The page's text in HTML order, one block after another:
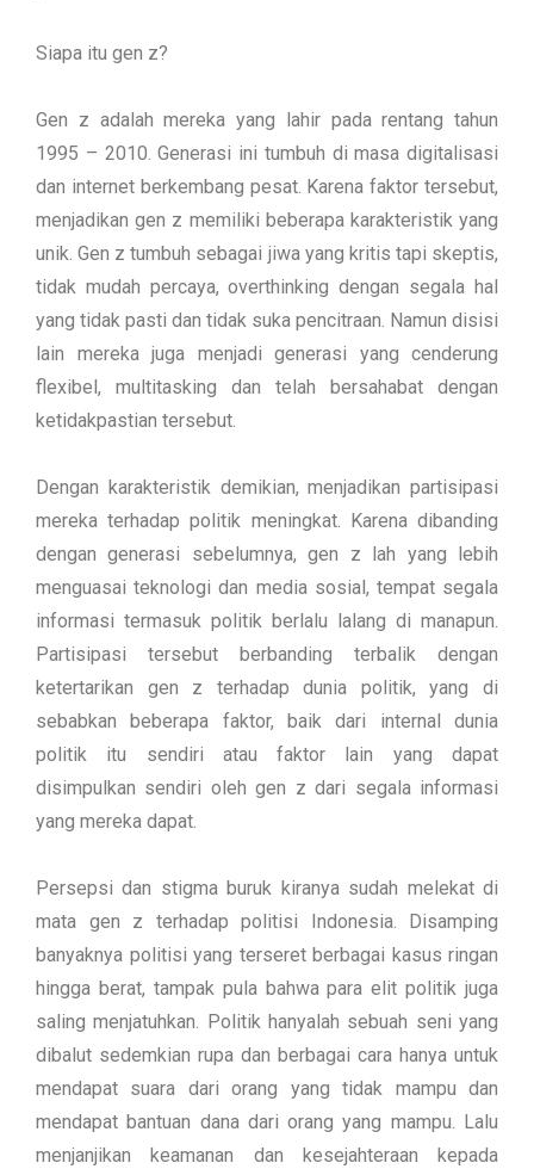
Siapa itu gen z?
Gen z adalah mereka yang lahir pada rentang tahun
1995 – 2010. Generasi ini tumbuh di masa digitalisasi
dan internet berkembang pesat. Karena faktor tersebut,
menjadikan gen z memiliki beberapa karakteristik yang
unik. Gen z tumbuh sebagai jiwa yang kritis tapi skeptis,
tidak mudah percaya, overthinking dengan segala hal
yang tidak pasti dan tidak suka pencitraan. Namun disisi
lain mereka juga menjadi generasi yang cenderung
flexibel, multitasking dan telah bersahabat dengan
ketidakpastian tersebut.
Dengan karakteristik demikian, menjadikan partisipasi
mereka terhadap politik meningkat. Karena dibanding
dengan generasi sebelumnya, gen z lah yang lebih
menguasai teknologi dan media sosial, tempat segala
informasi termasuk politik berlalu lalang di manapun.
Partisipasi tersebut berbanding terbalik dengan
ketertarikan gen z terhadap dunia politik, yang di
sebabkan beberapa faktor, baik dari internal dunia
politik itu sendiri atau faktor lain yang dapat
disimpulkan sendiri oleh gen z dari segala informasi
yang mereka dapat.
Persepsi dan stigma buruk kiranya sudah melekat di
mata gen z terhadap politisi Indonesia. Disamping
banyaknya politisi yang terseret berbagai kasus ringan
hingga berat, tampak pula bahwa para elit politik juga
saling menjatuhkan. Politik hanyalah sebuah seni yang
dibalut sedemkian rupa dan berbagai cara hanya untuk
mendapat suara dari orang yang tidak mampu dan
mendapat bantuan dana dari orang yang mampu. Lalu
menjanjikan keamanan dan kesejahteraan kepada